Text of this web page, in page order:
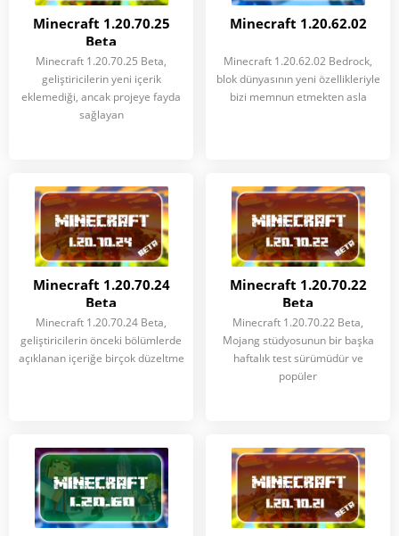
Minecraft 1.20.70.25
Beta
Minecraft 1.20.70.25 Beta,
geliştiricilerin yeni içerik
eklemediği, ancak projeye fayda
sağlayan
Minecraft 1.20.62.02
Minecraft 1.20.62.02 Bedrock,
blok dünyasının yeni özellikleriyle
bizi memnun etmekten asla
Minecraft 1.20.70.24
Beta
Minecraft 1.20.70.24 Beta,
geliştiricilerin önceki bölümlerde
açıklanan içeriğe birçok düzeltme
Minecraft 1.20.70.22
Beta
Minecraft 1.20.70.22 Beta,
Mojang stüdyosunun bir başka
haftalık test sürümüdür ve
popüler